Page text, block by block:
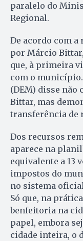
paralelo do
Regional.
De acordo com
por Márcio
que, à primeira
com o
(DEM) disse não
Bittar, mas
transferência de
Dos recursos
aparece na
equivalente a 13
impostos do
no sistema
Só que, na
benfeitoria na
papel, embora
cidade inteira, o